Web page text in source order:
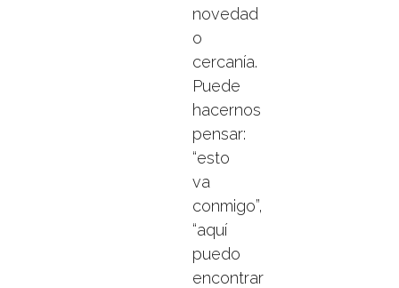
novedad
o
cercanía.
Puede
hacernos
pensar:
“esto
va
conmigo”,
“aquí
puedo
encontrar